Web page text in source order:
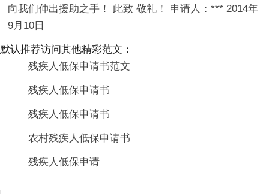
向我们伸出援助之手！ 此致 敬礼！ 申请人：*** 2014年
9月10日
默认推荐访问其他精彩范文：
残疾人低保申请书范文
残疾人低保申请书
残疾人低保申请书
农村残疾人低保申请书
残疾人低保申请